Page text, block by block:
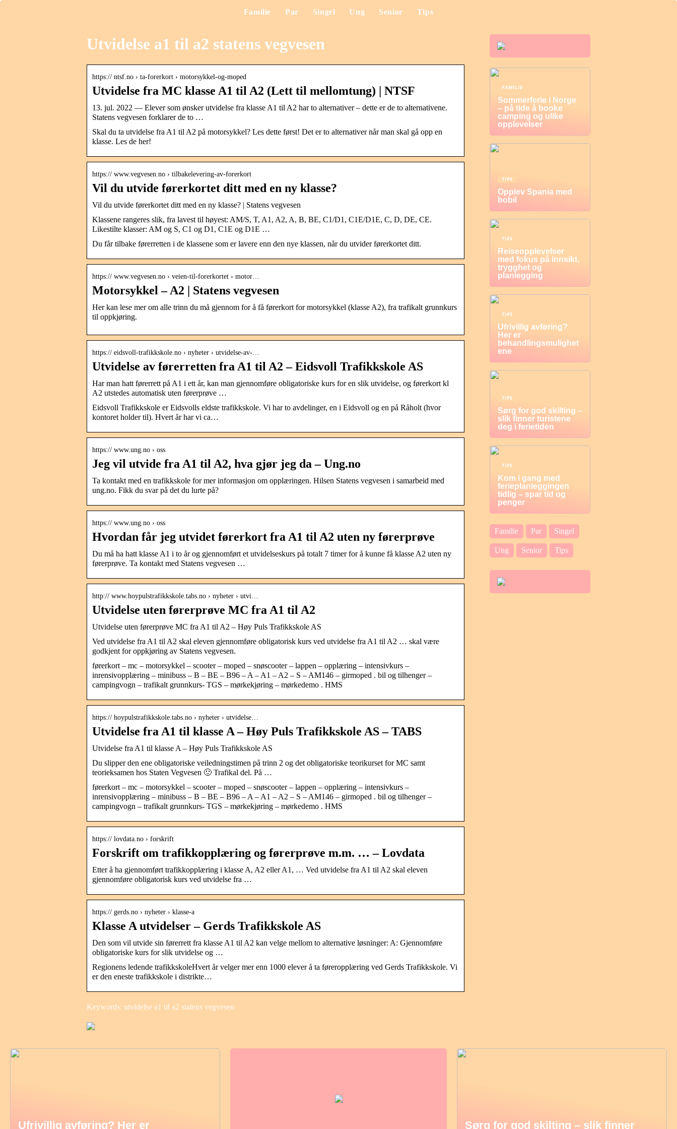
Familie Par Singel Ung Senior Tips
Utvidelse a1 til a2 statens vegvesen
https:// ntsf.no › ta-forerkort › motorsykkel-og-moped
Utvidelse fra MC klasse A1 til A2 (Lett til mellomtung) | NTSF
13. jul. 2022 — Elever som ønsker utvidelse fra klasse A1 til A2 har to alternativer – dette er de to alternativene.
Statens vegvesen forklarer de to …
Skal du ta utvidelse fra A1 til A2 på motorsykkel? Les dette først! Det er to alternativer når man skal gå opp en
klasse. Les de her!
https:// www.vegvesen.no › tilbakelevering-av-forerkort
Vil du utvide førerkortet ditt med en ny klasse?
Vil du utvide førerkortet ditt med en ny klasse? | Statens vegvesen
Klassene rangeres slik, fra lavest til høyest: AM/S, T, A1, A2, A, B, BE, C1/D1, C1E/D1E, C, D, DE, CE.
Likestilte klasser: AM og S, C1 og D1, C1E og D1E …
Du får tilbake førerretten i de klassene som er lavere enn den nye klassen, når du utvider førerkortet ditt.
https:// www.vegvesen.no › veien-til-forerkortet › motor…
Motorsykkel – A2 | Statens vegvesen
Her kan lese mer om alle trinn du må gjennom for å få førerkort for motorsykkel (klasse A2), fra trafikalt grunnkurs
til oppkjøring.
https:// eidsvoll-trafikkskole.no › nyheter › utvidelse-av-…
Utvidelse av førerretten fra A1 til A2 – Eidsvoll Trafikkskole AS
Har man hatt førerrett på A1 i ett år, kan man gjennomføre obligatoriske kurs for en slik utvidelse, og førerkort kl
A2 utstedes automatisk uten førerprøve …
Eidsvoll Trafikkskole er Eidsvolls eldste trafikkskole. Vi har to avdelinger, en i Eidsvoll og en på Råholt (hvor
kontoret holder til). Hvert år har vi ca…
https:// www.ung.no › oss
Jeg vil utvide fra A1 til A2, hva gjør jeg da – Ung.no
Ta kontakt med en trafikkskole for mer informasjon om opplæringen. Hilsen Statens vegvesen i samarbeid med
ung.no. Fikk du svar på det du lurte på?
https:// www.ung.no › oss
Hvordan får jeg utvidet førerkort fra A1 til A2 uten ny førerprøve
Du må ha hatt klasse A1 i to år og gjennomført et utvidelseskurs på totalt 7 timer for å kunne få klasse A2 uten ny
førerprøve. Ta kontakt med Statens vegvesen …
http:// www.hoypulstrafikkskole.tabs.no › nyheter › utvi…
Utvidelse uten førerprøve MC fra A1 til A2
Utvidelse uten førerprøve MC fra A1 til A2 – Høy Puls Trafikkskole AS
Ved utvidelse fra A1 til A2 skal eleven gjennomføre obligatorisk kurs ved utvidelse fra A1 til A2 … skal være
godkjent for oppkjøring av Statens vegvesen.
førerkort – mc – motorsykkel – scooter – moped – snøscooter – lappen – opplæring – intensivkurs –
inrensivopplæring – minibuss – B – BE – B96 – A – A1 – A2 – S – AM146 – girmoped . bil og tilhenger –
campingvogn – trafikalt grunnkurs- TGS – mørkekjøring – mørkedemo . HMS
https:// hoypulstrafikkskole.tabs.no › nyheter › utvidelse…
Utvidelse fra A1 til klasse A – Høy Puls Trafikkskole AS – TABS
Utvidelse fra A1 til klasse A – Høy Puls Trafikkskole AS
Du slipper den ene obligatoriske veiledningstimen på trinn 2 og det obligatoriske teorikurset for MC samt
teorieksamen hos Staten Vegvesen 🙂 Trafikal del. På …
førerkort – mc – motorsykkel – scooter – moped – snøscooter – lappen – opplæring – intensivkurs –
inrensivopplæring – minibuss – B – BE – B96 – A – A1 – A2 – S – AM146 – girmoped . bil og tilhenger –
campingvogn – trafikalt grunnkurs- TGS – mørkekjøring – mørkedemo . HMS
https:// lovdata.no › forskrift
Forskrift om trafikkopplæring og førerprøve m.m. … – Lovdata
Etter å ha gjennomført trafikkopplæring i klasse A, A2 eller A1, … Ved utvidelse fra A1 til A2 skal eleven
gjennomføre obligatorisk kurs ved utvidelse fra …
https:// gerds.no › nyheter › klasse-a
Klasse A utvidelser – Gerds Trafikkskole AS
Den som vil utvide sin førerrett fra klasse A1 til A2 kan velge mellom to alternative løsninger: A: Gjennomføre
obligatoriske kurs for slik utvidelse og …
Regionens ledende trafikkskoleHvert år velger mer enn 1000 elever å ta føreropplæring ved Gerds Trafikkskole. Vi
er den eneste trafikkskole i distrikte…
Keywords: utvidelse a1 til a2 statens vegvesen
FAMILIE
Sommerferie i Norge
– på tide å booke
camping og ulike
opplevelser
TIPS
Opplev Spania med
bobil
TIPS
Reiseopplevelser
med fokus på innsikt,
trygghet og
planlegging
TIPS
Ufrivillig avføring?
Her er
behandlingsmulighet
ene
TIPS
Sørg for god skilting –
slik finner turistene
deg i ferietiden
TIPS
Kom i gang med
ferieplanleggingen
tidlig – spar tid og
penger
Familie Par Singel
Ung Senior Tips
Ufrivillig avføring? Her er Sørg for god skilting – slik finner